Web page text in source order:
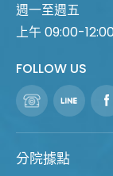
週一至週五
上午 09:00-
FOLLOW US
分院據點